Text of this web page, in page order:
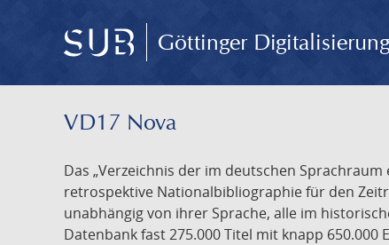
Göttinger
VD17 Nova
Das „Verzeichnis der im deutschen
retrospektive Nationalbibliographie für den
unabhängig von ihrer Sprache, alle im
Datenbank fast 275.000 Titel mit knapp